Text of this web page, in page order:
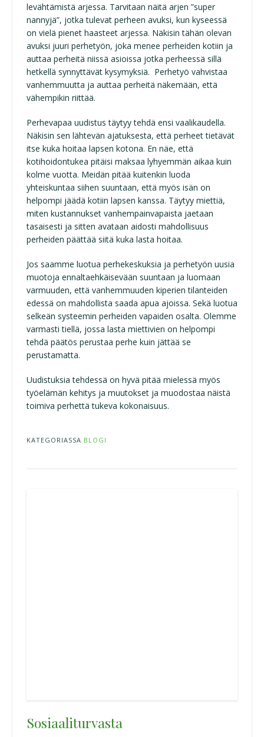
levähtämistä arjessa. Tarvitaan näitä arjen ”super
nannyjä”, jotka tulevat perheen avuksi, kun kyseessä
on vielä pienet haasteet arjessa. Näkisin tähän olevan
avuksi juuri perhetyön, joka menee perheiden kotiin ja
auttaa perheitä niissä asioissa jotka perheessä sillä
hetkellä synnyttävät kysymyksiä. Perhetyö vahvistaa
vanhemmuutta ja auttaa perheitä näkemään, että
vähempikin riittää.
Perhevapaa uudistus täytyy tehdä ensi vaalikaudella.
Näkisin sen lähtevän ajatuksesta, että perheet tietävät
itse kuka hoitaa lapsen kotona. En näe, että
kotihoidontukea pitäisi maksaa lyhyemmän aikaa kuin
kolme vuotta. Meidän pitää kuitenkin luoda
yhteiskuntaa siihen suuntaan, että myös isän on
helpompi jäädä kotiin lapsen kanssa. Täytyy miettiä,
miten kustannukset vanhempainvapaista jaetaan
tasaisesti ja sitten avataan aidosti mahdollisuus
perheiden päättää siitä kuka lasta hoitaa.
Jos saamme luotua perhekeskuksia ja perhetyön uusia
muotoja ennaltaehkäisevään suuntaan ja luomaan
varmuuden, että vanhemmuuden kiperien tilanteiden
edessä on mahdollista saada apua ajoissa. Sekä luotua
selkeän systeemin perheiden vapaiden osalta. Olemme
varmasti tiellä, jossa lasta miettivien on helpompi
tehdä päätös perustaa perhe kuin jättää se
perustamatta.
Uudistuksia tehdessä on hyvä pitää mielessä myös
työelämän kehitys ja muutokset ja muodostaa näistä
toimiva perhettä tukeva kokonaisuus.
KATEGORIASSA BLOGI
Sosiaaliturvasta